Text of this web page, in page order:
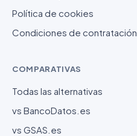
Política de cookies
Condiciones de contratación
COMPARATIVAS
Todas las alternativas
vs BancoDatos.es
vs GSAS.es